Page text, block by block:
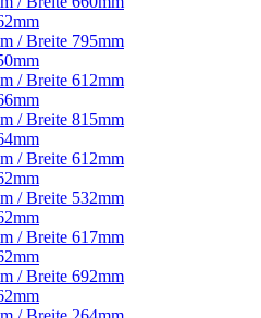
/ Breite 795mm
/ Breite 612mm
/ Breite 815mm
/ Breite 612mm
/ Breite 532mm
/ Breite 617mm
/ Breite 692mm